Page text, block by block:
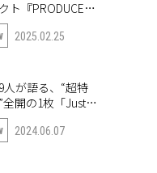
ト『PRODUCE
』の第一弾楽曲
Doubt」について
2025.02.25
人が語る、“超特
開の1枚「Just
2024.06.07